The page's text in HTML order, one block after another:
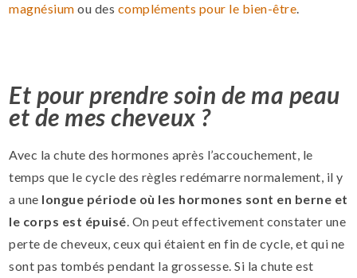
magnésium ou des compléments pour le bien-être.
Et pour prendre soin de ma peau
et de mes cheveux ?
Avec la chute des hormones après l’accouchement, le
temps que le cycle des règles redémarre normalement, il y
a une longue période où les hormones sont en berne et
le corps est épuisé. On peut effectivement constater une
perte de cheveux, ceux qui étaient en fin de cycle, et qui ne
sont pas tombés pendant la grossesse. Si la chute est